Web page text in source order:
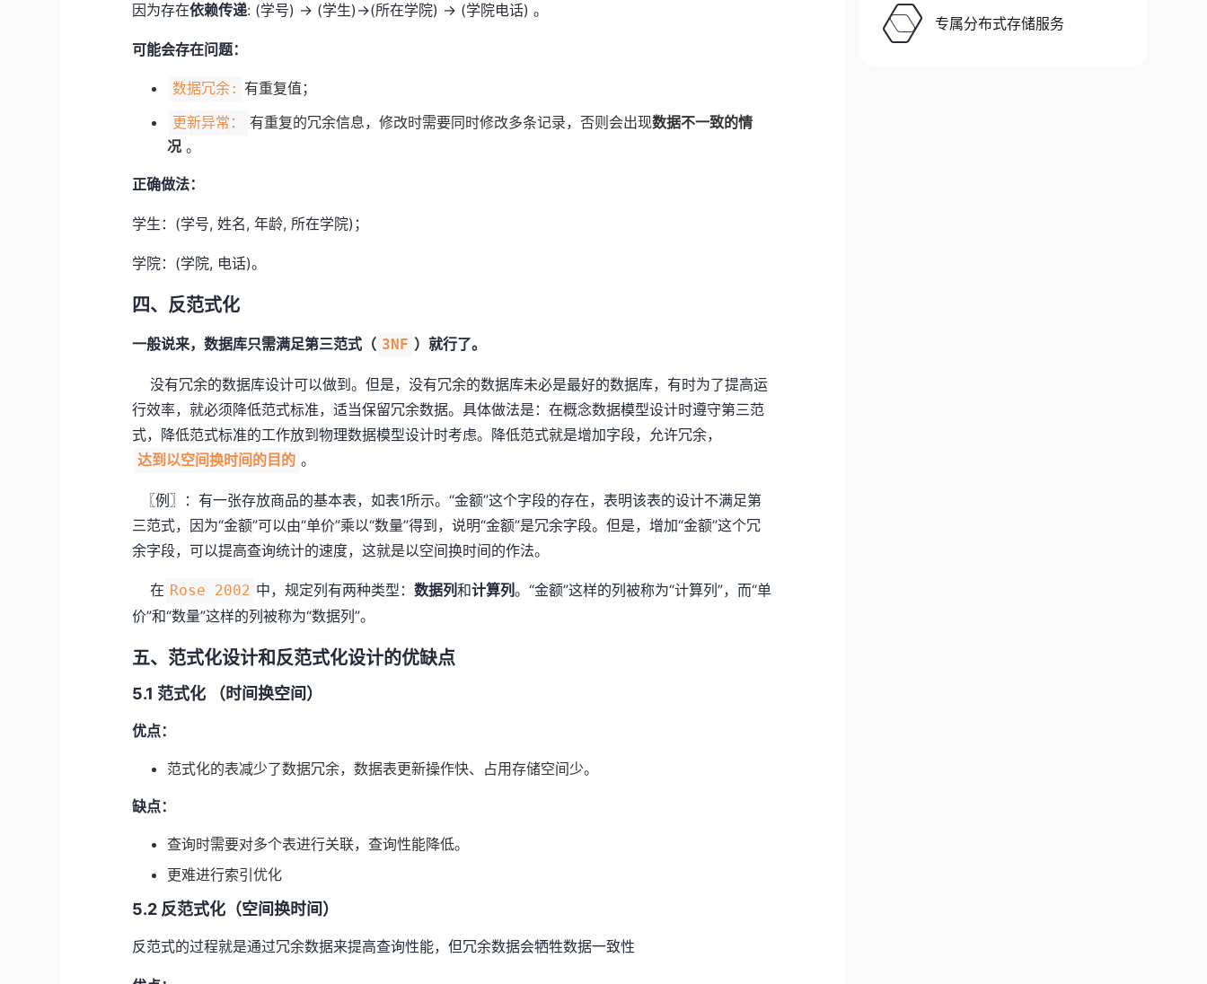
因为存在依赖传递: (学号) → (学生)→(所在学院) → (学院电话) 。
可能会存在问题：
数据冗余: 有重复值；
更新异常： 有重复的冗余信息，修改时需要同时修改多条记录，否则会出现数据不一致的情
况 。
正确做法：
学生：(学号, 姓名, 年龄, 所在学院)；
学院：(学院, 电话)。
四、反范式化
一般说来，数据库只需满足第三范式（ 3NF ）就行了。
没有冗余的数据库设计可以做到。但是，没有冗余的数据库未必是最好的数据库，有时为了提高运
行效率，就必须降低范式标准，适当保留冗余数据。具体做法是：在概念数据模型设计时遵守第三范
式，降低范式标准的工作放到物理数据模型设计时考虑。降低范式就是增加字段，允许冗余，
达到以空间换时间的目的 。
〖例〗：有一张存放商品的基本表，如表1所示。“金额”这个字段的存在，表明该表的设计不满足第
三范式，因为“金额”可以由“单价”乘以“数量”得到，说明“金额”是冗余字段。但是，增加“金额”这个冗
余字段，可以提高查询统计的速度，这就是以空间换时间的作法。
在 Rose 2002 中，规定列有两种类型：数据列和计算列。“金额”这样的列被称为“计算列”，而“单
价”和“数量”这样的列被称为“数据列”。
五、范式化设计和反范式化设计的优缺点
5.1 范式化 （时间换空间）
优点：
范式化的表减少了数据冗余，数据表更新操作快、占用存储空间少。
缺点：
查询时需要对多个表进行关联，查询性能降低。
更难进行索引优化
5.2 反范式化（空间换时间）
反范式的过程就是通过冗余数据来提高查询性能，但冗余数据会牺牲数据一致性
专属分布式存储服务